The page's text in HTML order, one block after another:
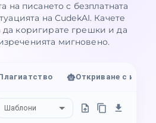
на писането с безплатната
на CudekAI. Качете
да коригирате грешки и да
мигновено.
Откриване с
Шаблони